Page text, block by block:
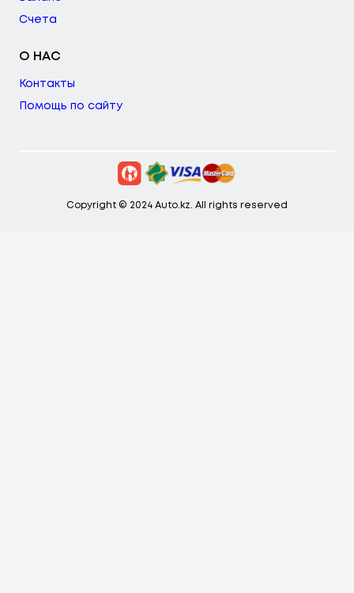
Счета
О НАС
Контакты
Помощь по сайту
Copyright © 2024 Auto.kz. All rights reserved